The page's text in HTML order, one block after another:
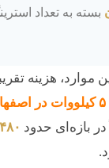
بسته به تعداد
موارد، هزینه
در بازه‌ای حدود